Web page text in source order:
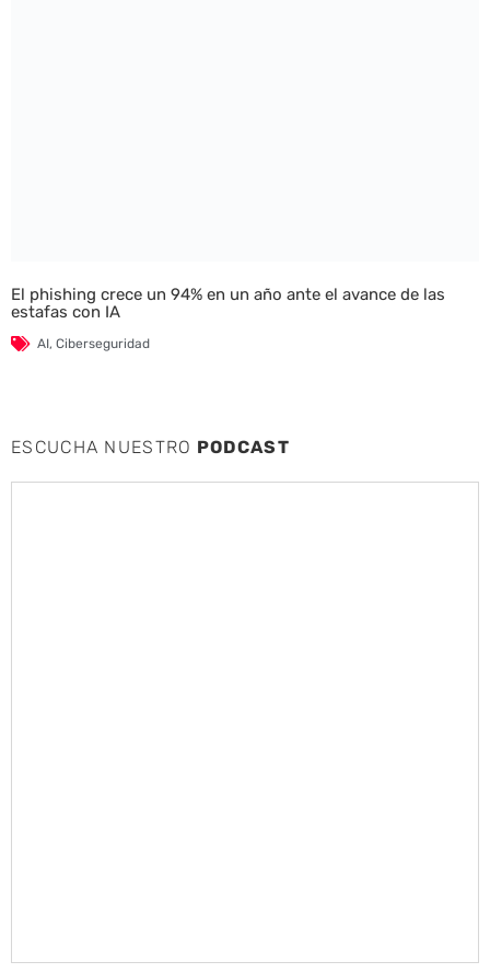
El phishing crece un 94% en un año ante el avance de las
estafas con IA
AI, Ciberseguridad
ESCUCHA NUESTRO PODCAST